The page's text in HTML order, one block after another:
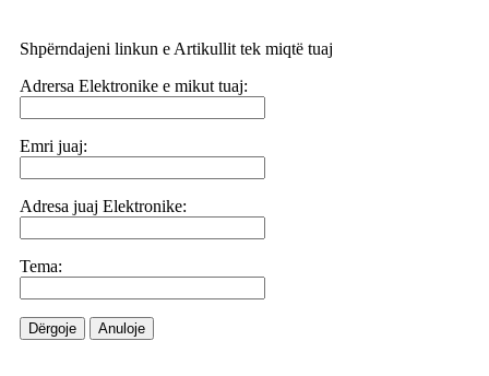
Shpërndajeni linkun e Artikullit tek miqtë tuaj
Adrersa Elektronike e mikut tuaj:
Emri juaj:
Adresa juaj Elektronike:
Tema:
Dërgoje Anuloje